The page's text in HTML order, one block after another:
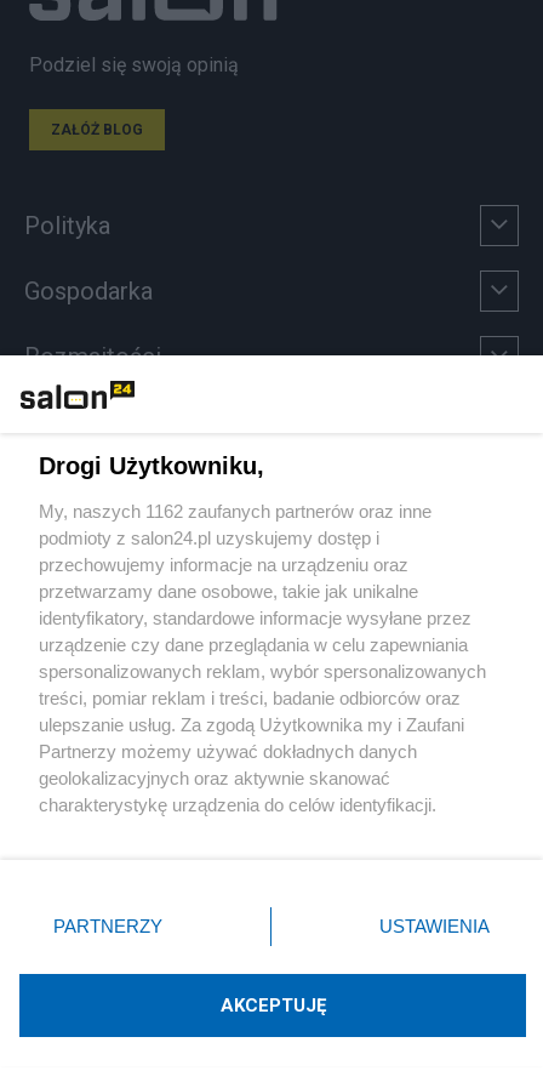
Podziel się swoją opinią
ZAŁÓŻ BLOG
Polityka
Gospodarka
Rozmaitości
Sport
Społeczeństwo
Kultura
X Facebook Instagram Youtube
Technologię dostarcza:W3media.pl
Drogi Użytkowniku,
My, naszych 1162 zaufanych partnerów oraz inne
podmioty z salon24.pl uzyskujemy dostęp i
przechowujemy informacje na urządzeniu oraz
przetwarzamy dane osobowe, takie jak unikalne
identyfikatory, standardowe informacje wysyłane przez
urządzenie czy dane przeglądania w celu zapewniania
spersonalizowanych reklam, wybór spersonalizowanych
treści, pomiar reklam i treści, badanie odbiorców oraz
ulepszanie usług. Za zgodą Użytkownika my i Zaufani
Partnerzy możemy używać dokładnych danych
geolokalizacyjnych oraz aktywnie skanować
charakterystykę urządzenia do celów identyfikacji.
zmienić/wycofać klikając przycisk ustawień prywatności
znajdujący się w lewym dolnym rogu strony
rodzaje przetwarzania danych nie wymagają zgody
użytkownika, ale masz prawo sprzeciwić się takiemu
PARTNERZY USTAWIENIA
AKCEPTUJĘ